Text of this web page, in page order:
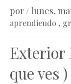
por /lunes,
aprendiendo ,
Exterior
que ves )